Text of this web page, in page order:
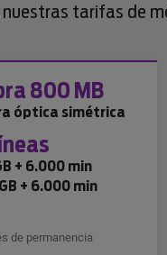
tarifas de
800 MB
óptica simétrica
+ 6.000 min
+ 6.000 min
de permanencia